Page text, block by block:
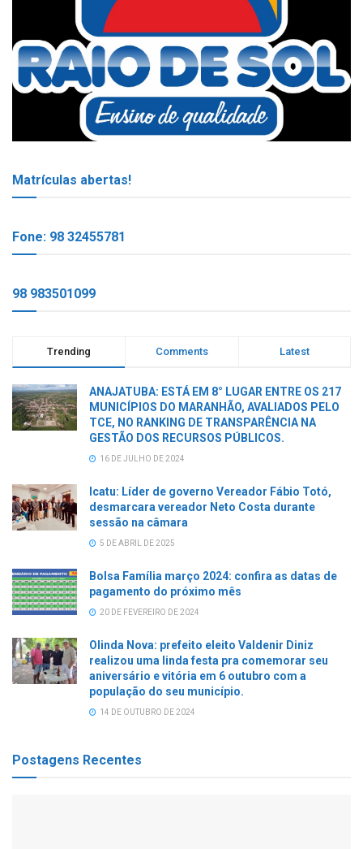
Matrículas abertas!
Fone: 98 32455781
98 983501099
Trending Comments Latest
ANAJATUBA: ESTÁ EM 8° LUGAR ENTRE OS 217
MUNICÍPIOS DO MARANHÃO, AVALIADOS PELO
TCE, NO RANKING DE TRANSPARÊNCIA NA
GESTÃO DOS RECURSOS PÚBLICOS.
16 DE JULHO DE 2024
Icatu: Líder de governo Vereador Fábio Totó,
desmarcara vereador Neto Costa durante
sessão na câmara
5 DE ABRIL DE 2025
Bolsa Família março 2024: confira as datas de
pagamento do próximo mês
20 DE FEVEREIRO DE 2024
Olinda Nova: prefeito eleito Valdenir Diniz
realizou uma linda festa pra comemorar seu
aniversário e vitória em 6 outubro com a
população do seu município.
14 DE OUTUBRO DE 2024
Postagens Recentes